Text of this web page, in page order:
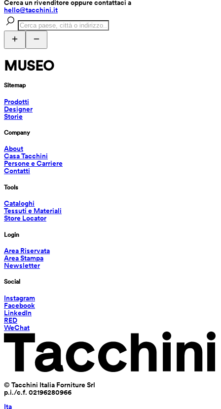
Cerca un rivenditore oppure contattaci a
hello@tacchini.it
MUSEO
Sitemap
Prodotti
Designer
Storie
Company
About
Casa Tacchini
Persone e Carriere
Contatti
Tools
Cataloghi
Tessuti e Materiali
Store Locator
Login
Area Riservata
Area Stampa
Newsletter
Social
Instagram
Facebook
LinkedIn
RED
WeChat
© Tacchini Italia Forniture Srl
p.i./c.f. 02196280966
Ita